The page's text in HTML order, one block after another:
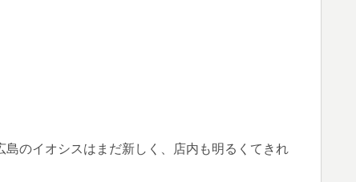
のイオシスはまだ新しく、店内も明るくてきれ